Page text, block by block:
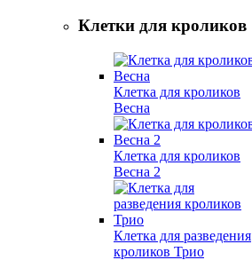
Клетки для кроликов
Клетка для кроликов
Весна
Клетка для кроликов
Весна 2
Клетка для разведения
кроликов Трио